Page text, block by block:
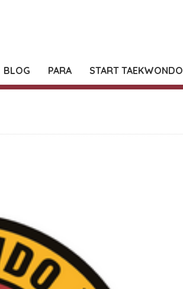
BLOG PARA START TAEKWONDO